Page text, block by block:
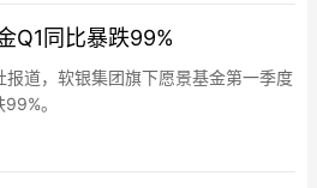
Q1同比暴跌99%
道，软银集团旗下愿景基金第一季度
。